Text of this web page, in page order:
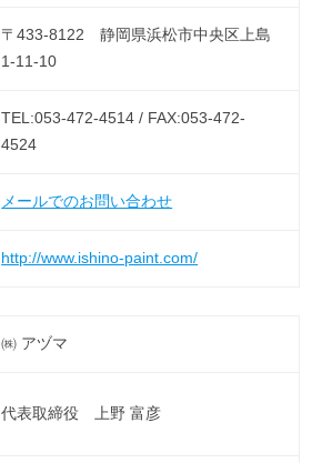
〒433-8122 静岡県浜松市中央区上島
1-11-10
TEL:053-472-4514 / FAX:053-472-
4524
メールでのお問い合わせ
http://www.ishino-paint.com/
㈱ アヅマ
代表取締役 上野 富彦